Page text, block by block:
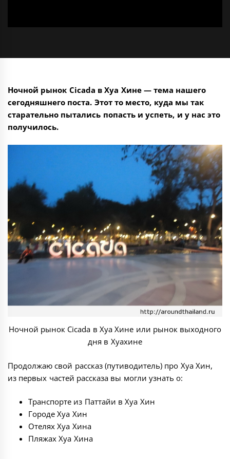
Ночной рынок Cicada в Хуа Хине — тема нашего
сегодняшнего поста. Этот то место, куда мы так
старательно пытались попасть и успеть, и у нас это
получилось.
Ночной рынок Cicada в Хуа Хине или рынок выходного
дня в Хуахине
Продолжаю свой рассказ (путиводитель) про Хуа Хин,
из первых частей рассказа вы могли узнать о:
Транспорте из Паттайи в Хуа Хин
Городе Хуа Хин
Отелях Хуа Хина
Пляжах Хуа Хина